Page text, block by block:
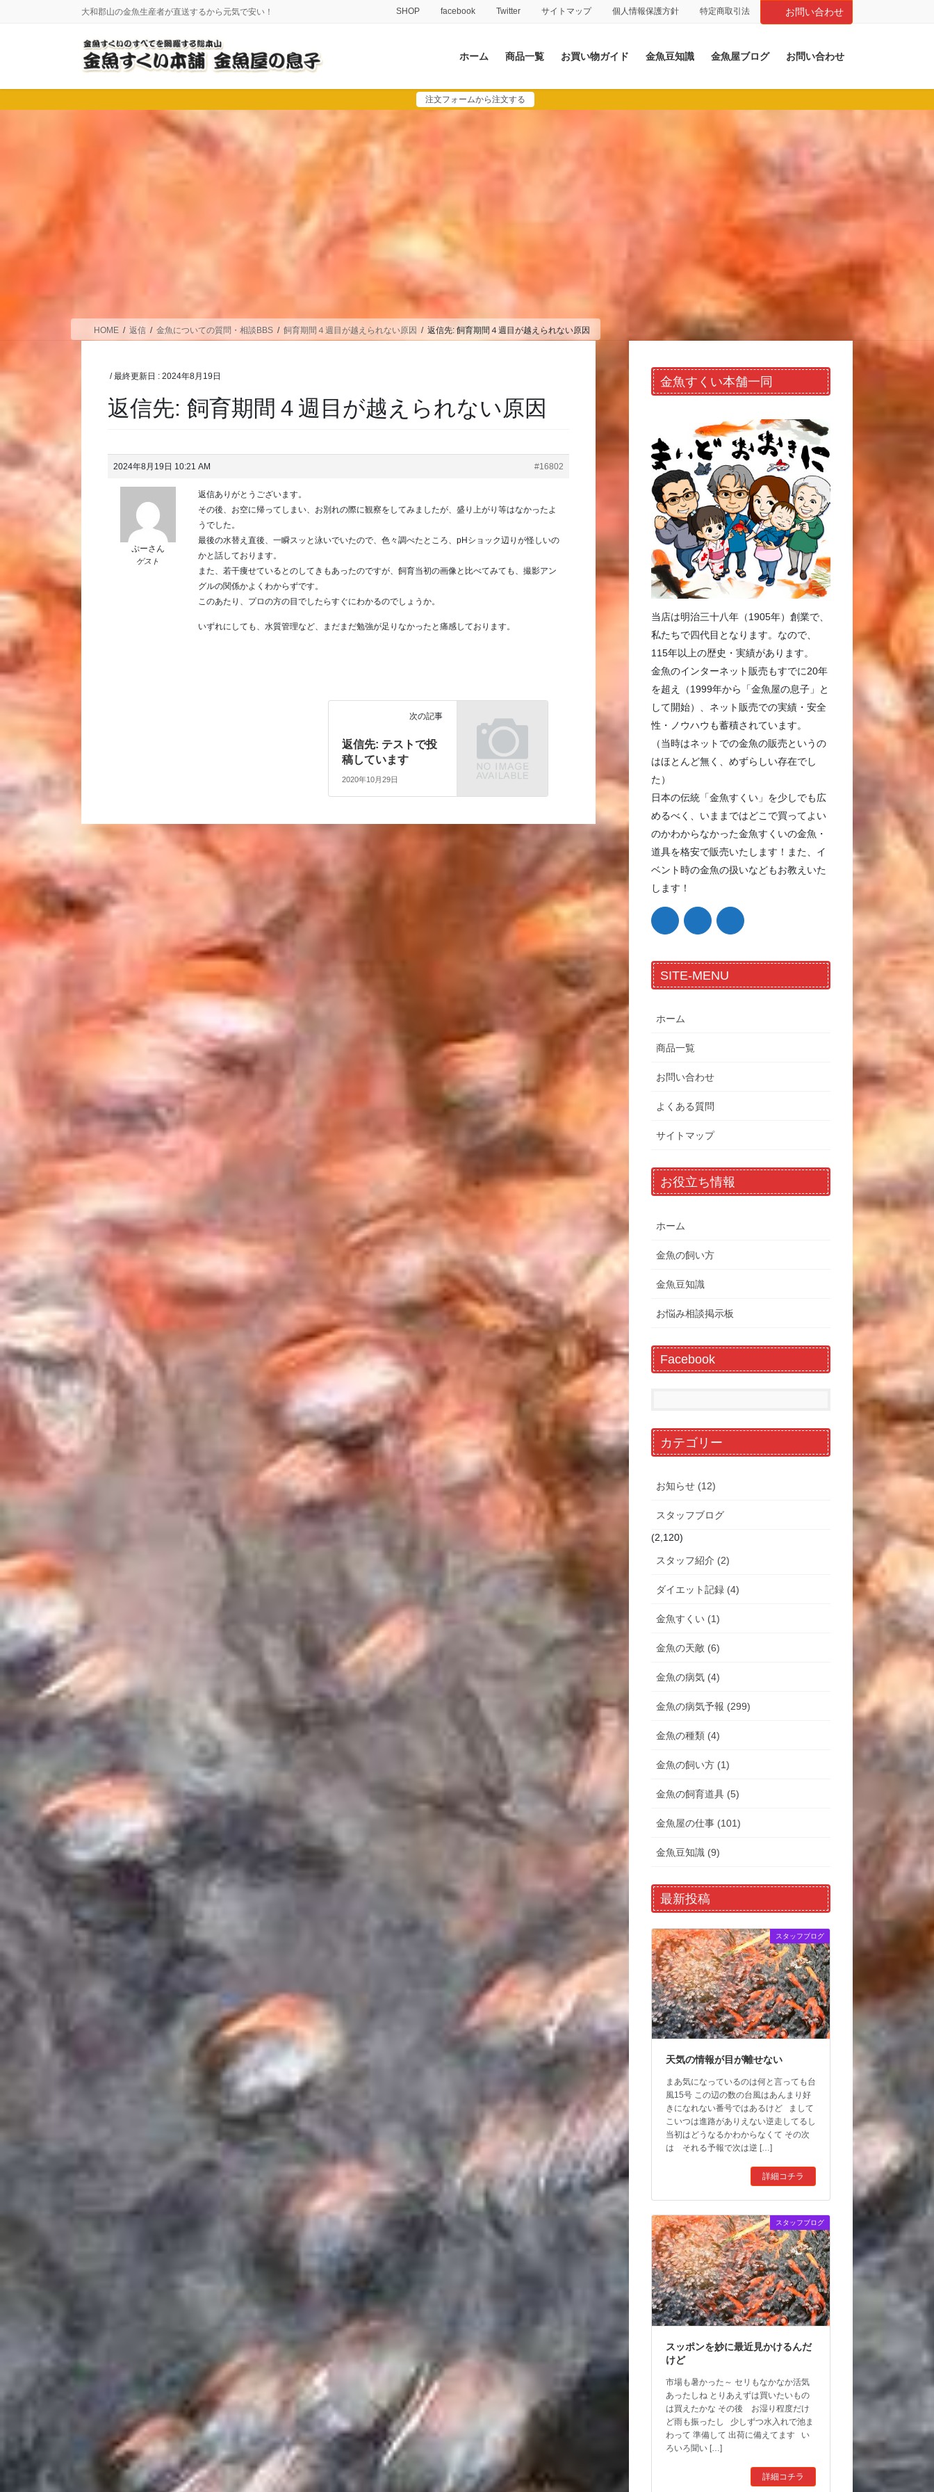
に
移
ョ
ン
大和郡山の金魚生産者が直送するから元気で安い！ SHOP facebook Twitter サイトマップ 個人情報保護方針 特定商取引法 お問い合わせ
ホーム 商品一覧 お買い物ガイド 金魚豆知識 金魚屋ブログ お問い合わせ
注文フォームから注文する
HOME 返信 金魚についての質問・相談BBS 飼育期間４週目が越えられない原因 返信先: 飼育期間４週目が越えられない原因
/ 最終更新日 :2024年8月19日
返信先: 飼育期間４週目が越えられない原因
2024年8月19日 10:21 AM #16802
ぷーさん
ゲスト
返信ありがとうございます。
その後、お空に帰ってしまい、お別れの際に観察をしてみましたが、盛り上がり等はなかったよ
うでした。
最後の水替え直後、一瞬スッと泳いでいたので、色々調べたところ、pHショック辺りが怪しいの
かと話しております。
また、若干痩せているとのしてきもあったのですが、飼育当初の画像と比べてみても、撮影アン
グルの関係かよくわからずです。
このあたり、プロの方の目でしたらすぐにわかるのでしょうか。
いずれにしても、水質管理など、まだまだ勉強が足りなかったと痛感しております。
次の記事
返信先: テストで投
稿しています
2020年10月29日
金魚すくい本舗一同
当店は明治三十八年（1905年）創業で、
私たちで四代目となります。なので、
115年以上の歴史・実績があります。
金魚のインターネット販売もすでに20年
を超え（1999年から「金魚屋の息子」と
して開始）、ネット販売での実績・安全
性・ノウハウも蓄積されています。
（当時はネットでの金魚の販売というの
はほとんど無く、めずらしい存在でし
た）
日本の伝統「金魚すくい」を少しでも広
めるべく、いままではどこで買ってよい
のかわからなかった金魚すくいの金魚・
道具を格安で販売いたします！また、イ
ベント時の金魚の扱いなどもお教えいた
します！
SITE-MENU
ホーム
商品一覧
お問い合わせ
よくある質問
サイトマップ
お役立ち情報
ホーム
金魚の飼い方
金魚豆知識
お悩み相談掲示板
Facebook
カテゴリー
お知らせ (12)
スタッフブログ
(2,120)
スタッフ紹介 (2)
ダイエット記録 (4)
金魚すくい (1)
金魚の天敵 (6)
金魚の病気 (4)
金魚の病気予報 (299)
金魚の種類 (4)
金魚の飼い方 (1)
金魚の飼育道具 (5)
金魚屋の仕事 (101)
金魚豆知識 (9)
最新投稿
スタッフブログ
天気の情報が目が離せない
まあ気になっているのは何と言っても台
風15号 この辺の数の台風はあんまり好
きになれない番号ではあるけど まして
こいつは進路がありえない逆走してるし
当初はどうなるかわからなくて その次
は それる予報で次は逆 […]
詳細コチラ
スタッフブログ
スッポンを妙に最近見かけるんだ
けど
市場も暑かった～ セリもなかなか活気
あったしね とりあえずは買いたいもの
は買えたかな その後 お湿り程度だけ
ど雨も振ったし 少しずつ水入れで池ま
わって 準備して 出荷に備えてます い
ろいろ聞い […]
詳細コチラ